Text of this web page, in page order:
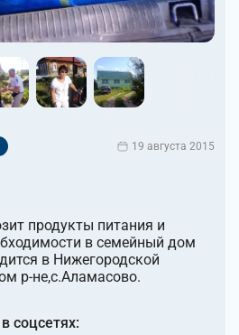
19 августа 2015
продукты питания и
в семейный дом
в Нижегородской
р-не,с.Аламасово.
соцсетях: